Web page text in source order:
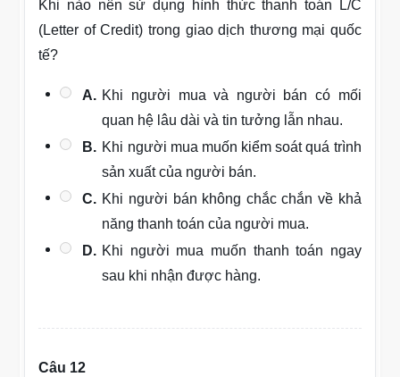
Khi nào nên sử dụng hình thức thanh toán L/C
(Letter of Credit) trong giao dịch thương mại quốc
tế?
A. Khi người mua và người bán có mối
quan hệ lâu dài và tin tưởng lẫn nhau.
B. Khi người mua muốn kiểm soát quá trình
sản xuất của người bán.
C. Khi người bán không chắc chắn về khả
năng thanh toán của người mua.
D. Khi người mua muốn thanh toán ngay
sau khi nhận được hàng.
Câu 12